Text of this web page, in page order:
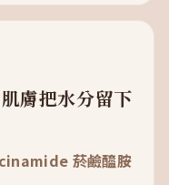
膚把水分留下
菸鹼醯胺